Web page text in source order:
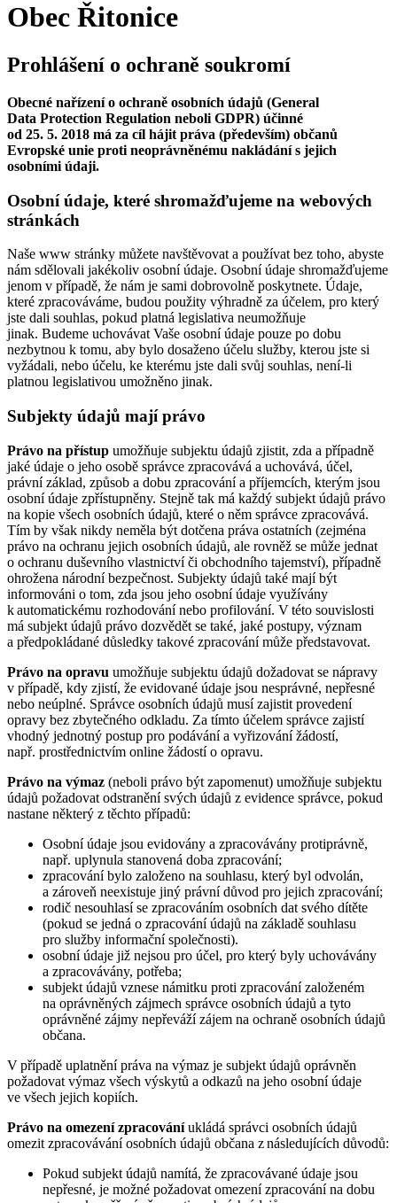
Obec Řitonice
Prohlášení o ochraně soukromí
Obecné nařízení o ochraně osobních údajů (General
Data Protection Regulation neboli GDPR) účinné
od 25. 5. 2018 má za cíl hájit práva (především) občanů
Evropské unie proti neoprávněnému nakládání s jejich
osobními údaji.
Osobní údaje, které shromažďujeme na webových
stránkách
Naše www stránky můžete navštěvovat a používat bez toho, abyste
nám sdělovali jakékoliv osobní údaje. Osobní údaje shromažďujeme
jenom v případě, že nám je sami dobrovolně poskytnete. Údaje,
které zpracováváme, budou použity výhradně za účelem, pro který
jste dali souhlas, pokud platná legislativa neumožňuje
jinak. Budeme uchovávat Vaše osobní údaje pouze po dobu
nezbytnou k tomu, aby bylo dosaženo účelu služby, kterou jste si
vyžádali, nebo účelu, ke kterému jste dali svůj souhlas, není-li
platnou legislativou umožněno jinak.
Subjekty údajů mají právo
Právo na přístup umožňuje subjektu údajů zjistit, zda a případně
jaké údaje o jeho osobě správce zpracovává a uchovává, účel,
právní základ, způsob a dobu zpracování a příjemcích, kterým jsou
osobní údaje zpřístupněny. Stejně tak má každý subjekt údajů právo
na kopie všech osobních údajů, které o něm správce zpracovává.
Tím by však nikdy neměla být dotčena práva ostatních (zejména
právo na ochranu jejich osobních údajů, ale rovněž se může jednat
o ochranu duševního vlastnictví či obchodního tajemství), případně
ohrožena národní bezpečnost. Subjekty údajů také mají být
informováni o tom, zda jsou jeho osobní údaje využívány
k automatickému rozhodování nebo profilování. V této souvislosti
má subjekt údajů právo dozvědět se také, jaké postupy, význam
a předpokládané důsledky takové zpracování může představovat.
Právo na opravu umožňuje subjektu údajů dožadovat se nápravy
v případě, kdy zjistí, že evidované údaje jsou nesprávné, nepřesné
nebo neúplné. Správce osobních údajů musí zajistit provedení
opravy bez zbytečného odkladu. Za tímto účelem správce zajistí
vhodný jednotný postup pro podávání a vyřizování žádostí,
např. prostřednictvím online žádostí o opravu.
Právo na výmaz (neboli právo být zapomenut) umožňuje subjektu
údajů požadovat odstranění svých údajů z evidence správce, pokud
nastane některý z těchto případů:
Osobní údaje jsou evidovány a zpracovávány protiprávně,
např. uplynula stanovená doba zpracování;
zpracování bylo založeno na souhlasu, který byl odvolán,
a zároveň neexistuje jiný právní důvod pro jejich zpracování;
rodič nesouhlasí se zpracováním osobních dat svého dítěte
(pokud se jedná o zpracování údajů na základě souhlasu
pro služby informační společnosti).
osobní údaje již nejsou pro účel, pro který byly uchovávány
a zpracovávány, potřeba;
subjekt údajů vznese námitku proti zpracování založeném
na oprávněných zájmech správce osobních údajů a tyto
oprávněné zájmy nepřeváží zájem na ochraně osobních údajů
občana.
V případě uplatnění práva na výmaz je subjekt údajů oprávněn
požadovat výmaz všech výskytů a odkazů na jeho osobní údaje
ve všech jejich kopiích.
Právo na omezení zpracováníukládá správci osobních údajů
omezit zpracovávání osobních údajů občana z následujících důvodů:
Pokud subjekt údajů namítá, že zpracovávané údaje jsou
nepřesné, je možné požadovat omezení zpracování na dobu